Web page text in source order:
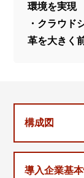
環境を実現
・クラウド
革を大きく
構成図
導入企業基